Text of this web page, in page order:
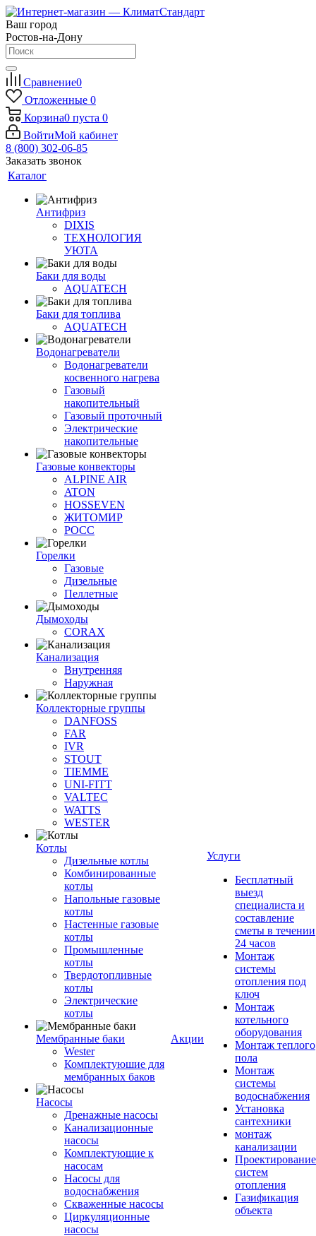
Ваш город
Ростов-на-Дону
Сравнение0
Отложенные 0
Корзина0 пуста 0
ВойтиМой кабинет
8 (800) 302-06-85
Заказать звонок
Каталог
Антифриз
DIXIS
ТЕХНОЛОГИЯ
УЮТА
Баки для воды
AQUATECH
Баки для топлива
AQUATECH
Водонагреватели
Водонагреватели
косвенного нагрева
Газовый
накопительный
Газовый проточный
Электрические
накопительные
Газовые конвекторы
ALPINE AIR
ATON
HOSSEVEN
ЖИТОМИР
РОСС
Горелки
Газовые
Дизельные
Пеллетные
Дымоходы
CORAX
Канализация
Внутренняя
Наружная
Коллекторные группы
DANFOSS
FAR
IVR
STOUT
TIEMME
UNI-FITT
VALTEC
WATTS
WESTER
Котлы
Дизельные котлы
Комбинированные
котлы
Напольные газовые
котлы
Настенные газовые
котлы
Промышленные
котлы
Твердотопливные
котлы
Электрические
котлы
Мембранные баки
Wester
Комплектуюшие для
мембранных баков
Насосы
Дренажные насосы
Канализационные
насосы
Комплектующие к
насосам
Насосы для
водоснабжения
Скваженные насосы
Циркуляционные
насосы
Акции
Услуги
Бесплатный
выезд
специалиста и
составление
сметы в течении
24 часов
Монтаж
системы
отопления под
ключ
Монтаж
котельного
оборудования
Монтаж теплого
пола
Монтаж
системы
водоснабжения
Установка
сантехники
монтаж
канализации
Проектирование
систем
отопления
Газификация
объекта